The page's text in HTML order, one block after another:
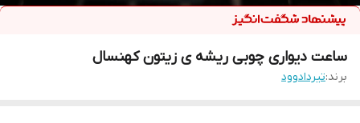
ساعت دیواری چوبی ریشه ی زیتون کهنسال
برند:تیردادوود